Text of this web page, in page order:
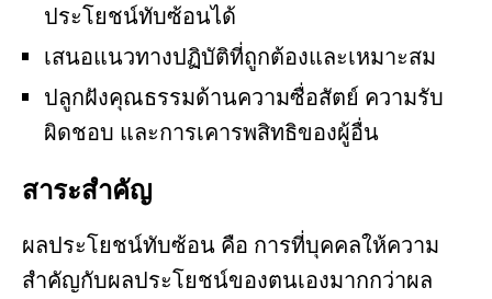
ประโยชน์ทับซ้อนได้
เสนอแนวทางปฏิบัติที่ถูกต้องและเหมาะสม
ปลูกฝังคุณธรรมด้านความซื่อสัตย์ ความรับ
ผิดชอบ และการเคารพสิทธิของผู้อื่น
สาระสำคัญ
ผลประโยชน์ทับซ้อน คือ การที่บุคคลให้ความ
สำคัญกับผลประโยชน์ของตนเองมากกว่าผล